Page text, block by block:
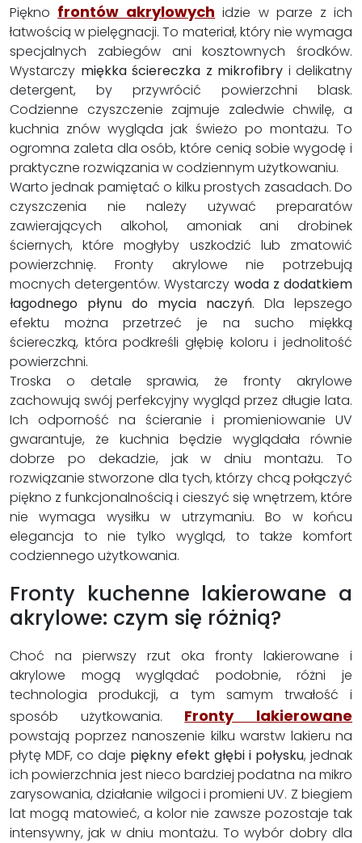
Piękno frontów akrylowych idzie w parze z ich
łatwością w pielęgnacji. To materiał, który nie wymaga
specjalnych zabiegów ani kosztownych środków.
Wystarczy miękka ściereczka z mikrofibry i delikatny
detergent, by przywrócić powierzchni blask.
Codzienne czyszczenie zajmuje zaledwie chwilę, a
kuchnia znów wygląda jak świeżo po montażu. To
ogromna zaleta dla osób, które cenią sobie wygodę i
praktyczne rozwiązania w codziennym użytkowaniu.
Warto jednak pamiętać o kilku prostych zasadach. Do
czyszczenia nie należy używać preparatów
zawierających alkohol, amoniak ani drobinek
ściernych, które mogłyby uszkodzić lub zmatowić
powierzchnię. Fronty akrylowe nie potrzebują
mocnych detergentów. Wystarczy woda z dodatkiem
łagodnego płynu do mycia naczyń. Dla lepszego
efektu można przetrzeć je na sucho miękką
ściereczką, która podkreśli głębię koloru i jednolitość
powierzchni.
Troska o detale sprawia, że fronty akrylowe
zachowują swój perfekcyjny wygląd przez długie lata.
Ich odporność na ścieranie i promieniowanie UV
gwarantuje, że kuchnia będzie wyglądała równie
dobrze po dekadzie, jak w dniu montażu. To
rozwiązanie stworzone dla tych, którzy chcą połączyć
piękno z funkcjonalnością i cieszyć się wnętrzem, które
nie wymaga wysiłku w utrzymaniu. Bo w końcu
elegancja to nie tylko wygląd, to także komfort
codziennego użytkowania.
Fronty kuchenne lakierowane a
akrylowe: czym się różnią?
Choć na pierwszy rzut oka fronty lakierowane i
akrylowe mogą wyglądać podobnie, różni je
technologia produkcji, a tym samym trwałość i
sposób użytkowania. Fronty lakierowane
powstają poprzez nanoszenie kilku warstw lakieru na
płytę MDF, co daje piękny efekt głębi i połysku, jednak
ich powierzchnia jest nieco bardziej podatna na mikro
zarysowania, działanie wilgoci i promieni UV. Z biegiem
lat mogą matowieć, a kolor nie zawsze pozostaje tak
intensywny, jak w dniu montażu. To wybór dobry dla